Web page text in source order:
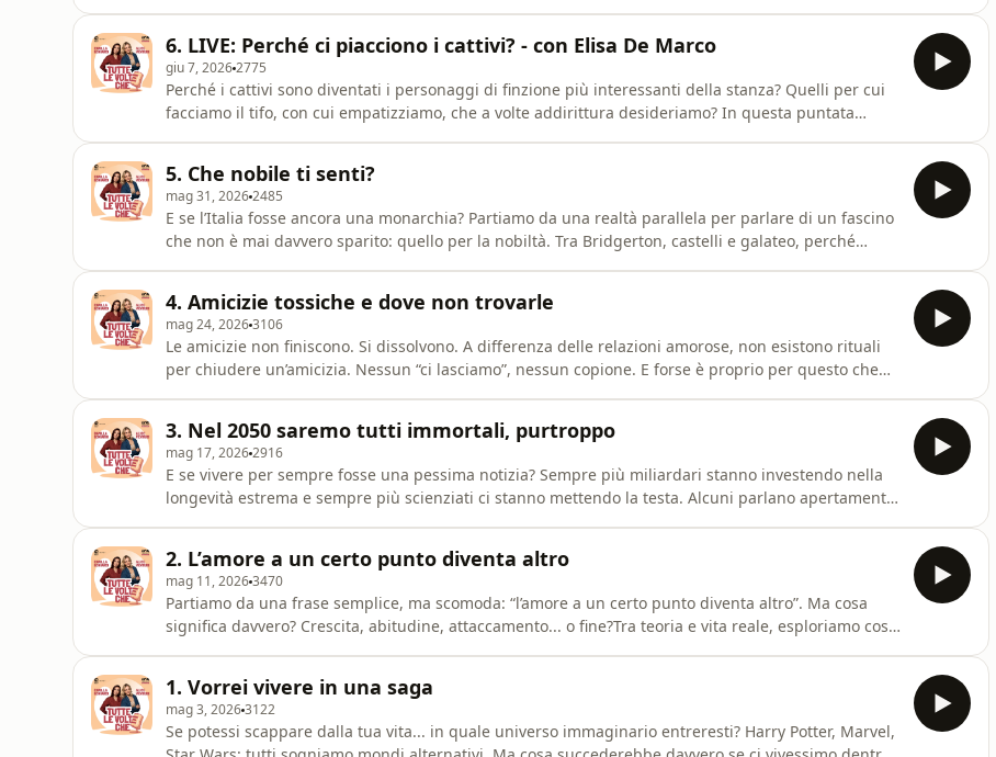
disposti a vendere? Ques
6. LIVE: Perché ci piacciono i cattivi? - con Elisa De Marco
giu 7, 20262775
Perché i cattivi sono diventati i personaggi di finzione più interessanti della stanza? Quelli per cui
facciamo il tifo, con cui empatizziamo, che a volte addirittura desideriamo? In questa puntata
5. Che nobile ti senti?
mag 31, 20262485
E se l’Italia fosse ancora una monarchia? Partiamo da una realtà parallela per parlare di un fascino
che non è mai davvero sparito: quello per la nobiltà. Tra Bridgerton, castelli e galateo, perché
4. Amicizie tossiche e dove non trovarle
mag 24, 20263106
Le amicizie non finiscono. Si dissolvono. A differenza delle relazioni amorose, non esistono rituali
per chiudere un’amicizia. Nessun “ci lasciamo”, nessun copione. E forse è proprio per questo che
a quel
3. Nel 2050 saremo tutti immortali, purtroppo
mag 17, 20262916
E se vivere per sempre fosse una pessima notizia? Sempre più miliardari stanno investendo nella
longevità estrema e sempre più scienziati ci stanno mettendo la testa. Alcuni parlano apertamente
inquietanti: chi potrà
2. L’amore a un certo punto diventa altro
mag 11, 20263470
Partiamo da una frase semplice, ma scomoda: “l’amore a un certo punto diventa altro”. Ma cosa
significa davvero? Crescita, abitudine, attaccamento... o fine?Tra teoria e vita reale, esploriamo cosa
della fatic
1. Vorrei vivere in una saga
mag 3, 20263122
Se potessi scappare dalla tua vita... in quale universo immaginario entreresti? Harry Potter, Marvel,